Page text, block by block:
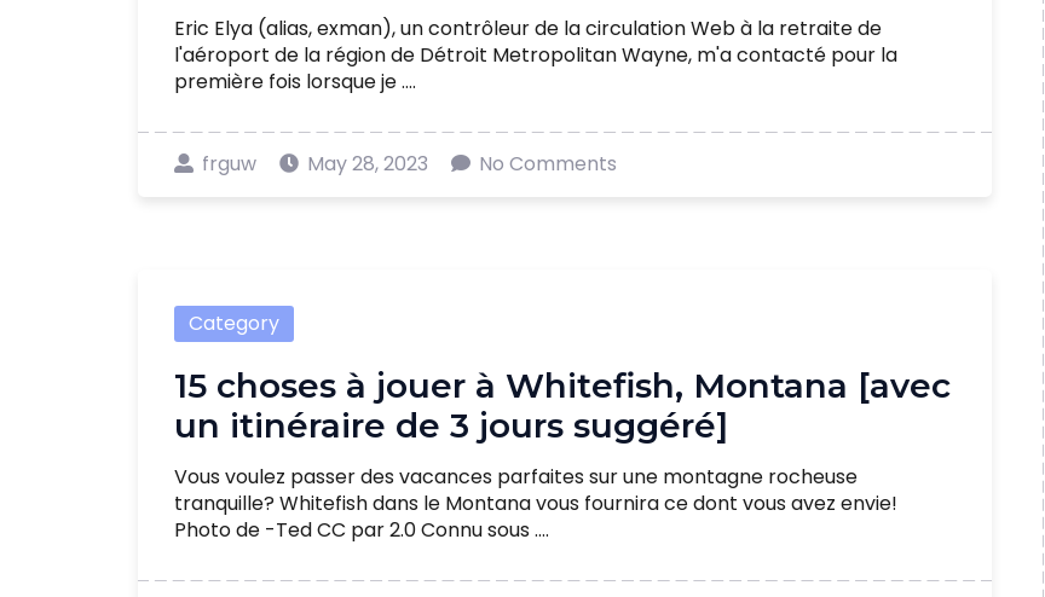
Eric Elya (alias, exman), un contrôleur de la circulation Web à la retraite de
l'aéroport de la région de Détroit Metropolitan Wayne, m'a contacté pour la
première fois lorsque je ....
frguw May 28, 2023 No Comments
Category
15 choses à jouer à Whitefish, Montana [avec
un itinéraire de 3 jours suggéré]
Vous voulez passer des vacances parfaites sur une montagne rocheuse
tranquille? Whitefish dans le Montana vous fournira ce dont vous avez envie!
Photo de -Ted CC par 2.0 Connu sous ....